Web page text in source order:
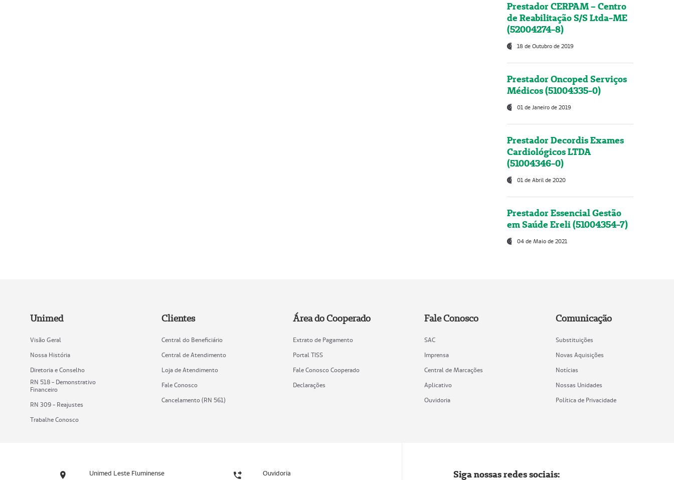
Prestador CERPAM – Centro
de Reabilitação S/S Ltda-ME
(52004274-8)
18 de Outubro de 2019
Prestador Oncoped Serviços
Médicos (51004335-0)
01 de Janeiro de 2019
Prestador Decordis Exames
Cardiológicos LTDA
(51004346-0)
01 de Abril de 2020
Prestador Essencial Gestão
em Saúde Ereli (51004354-7)
04 de Maio de 2021
Unimed
Visão Geral
Nossa História
Diretoria e Conselho
RN 518 - Demonstrativo
Financeiro
RN 309 - Reajustes
Trabalhe Conosco
Clientes
Central do Beneficiário
Central de Atendimento
Loja de Atendimento
Fale Conosco
Cancelamento (RN 561)
Área do Cooperado
Extrato de Pagamento
Portal TISS
Fale Conosco Cooperado
Declarações
Fale Conosco
SAC
Imprensa
Central de Marcações
Aplicativo
Ouvidoria
Comunicação
Substituições
Novas Aquisições
Notícias
Nossas Unidades
Política de Privacidade
Unimed Leste Fluminense Ouvidoria Siga nossas redes sociais: